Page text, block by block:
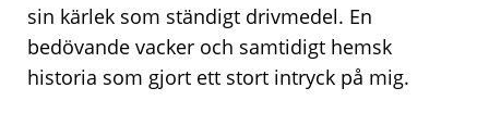
sin kärlek som ständigt drivmedel. En
bedövande vacker och samtidigt hemsk
historia som gjort ett stort intryck på mig.